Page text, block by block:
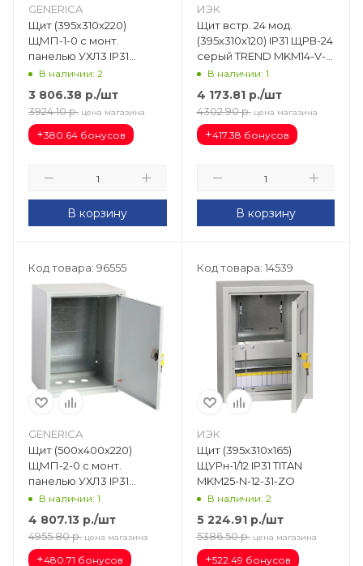
GENERICA
Щит (395х310х220)
ЩМП-1-0 с монт.
панелью УХЛ3 IP31
YKM40-01-31-G
В наличии: 2
3 806.38 р./шт
3924.10 р. цена магазина
+380.64 бонусов
В корзину
ИЭК
Щит встр. 24 мод.
(395х310х120) IP31 ЩРВ-24
серый TREND MKM14-V-
24-30-T
В наличии: 1
4 173.81р./шт
4302.90 р. цена магазина
+417.38 бонусов
В корзину
Код товара: 96555
GENERICA
Щит (500х400х220)
ЩМП-2-0 с монт.
панелью УХЛ3 IP31
YKM40-02-31-G
В наличии: 1
4 807.13 р./шт
4955.80 р. цена магазина
+480.71 бонусов
Код товара: 14539
ИЭК
Щит (395х310х165)
ЩУРн-1/12 IP31 TITAN
MKM25-N-12-31-ZO
В наличии: 2
5 224.91р./шт
5386.50 р. цена магазина
+522.49 бонусов